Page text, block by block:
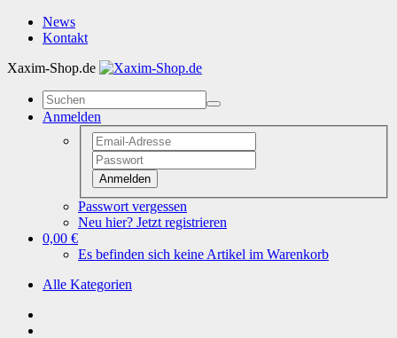
News
Kontakt
Xaxim-Shop.de
Anmelden
Anmelden
Passwort vergessen
Neu hier? Jetzt registrieren
0,00 €
Es befinden sich keine Artikel im Warenkorb
Alle Kategorien